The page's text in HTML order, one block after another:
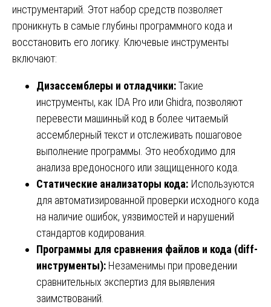
инструментарий. Этот набор средств позволяет
проникнуть в самые глубины программного кода и
восстановить его логику. Ключевые инструменты
включают:
Дизассемблеры и отладчики:Такие
инструменты, как IDA Pro или Ghidra, позволяют
перевести машинный код в более читаемый
ассемблерный текст и отслеживать пошаговое
выполнение программы. Это необходимо для
анализа вредоносного или защищенного кода.
Статические анализаторы кода: Используются
для автоматизированной проверки исходного кода
на наличие ошибок, уязвимостей и нарушений
стандартов кодирования.
Программы для сравнения файлов и кода (diff-
инструменты): Незаменимы при проведении
сравнительных экспертиз для выявления
заимствований.